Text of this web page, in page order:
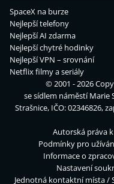
SpaceX na burze
Nejlepší telefony
Nejlepší AI zdarma
Nejlepší chytré hodinky
Nejlepší VPN – srovnání
Netflix filmy a seriály
© 2001 - 2026
se sídlem náměstí Marie
Strašnice, IČO: 02346826,
Autorská práva
Podmínky pro
Informace o
Nastavení
Jednotná kontaktní místa /